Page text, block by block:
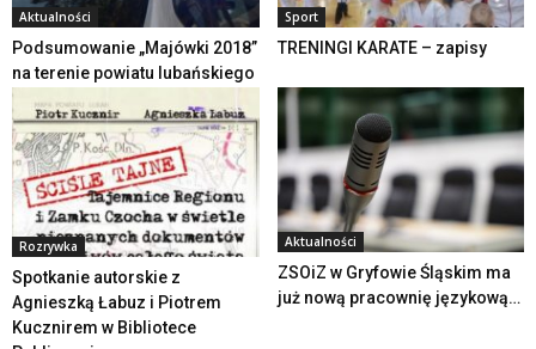
Aktualności
Podsumowanie „Majówki 2018”
na terenie powiatu lubańskiego
Sport
TRENINGI KARATE – zapisy
Rozrywka
Spotkanie autorskie z
Agnieszką Łabuz i Piotrem
Kucznirem w Bibliotece
Aktualności
ZSOiZ w Gryfowie Śląskim ma
już nową pracownię językową…